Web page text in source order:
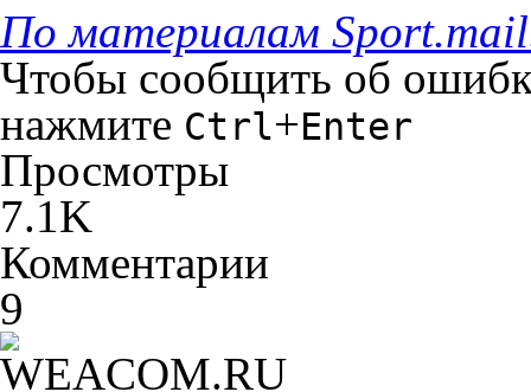
По материалам
Чтобы сообщить об
нажмите Ctrl+Enter
Просмотры
7.1K
Комментарии
9